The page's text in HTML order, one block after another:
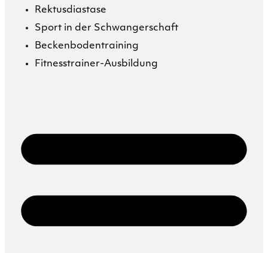
Rektusdiastase
Sport in der Schwangerschaft
Beckenbodentraining
Fitnesstrainer-Ausbildung